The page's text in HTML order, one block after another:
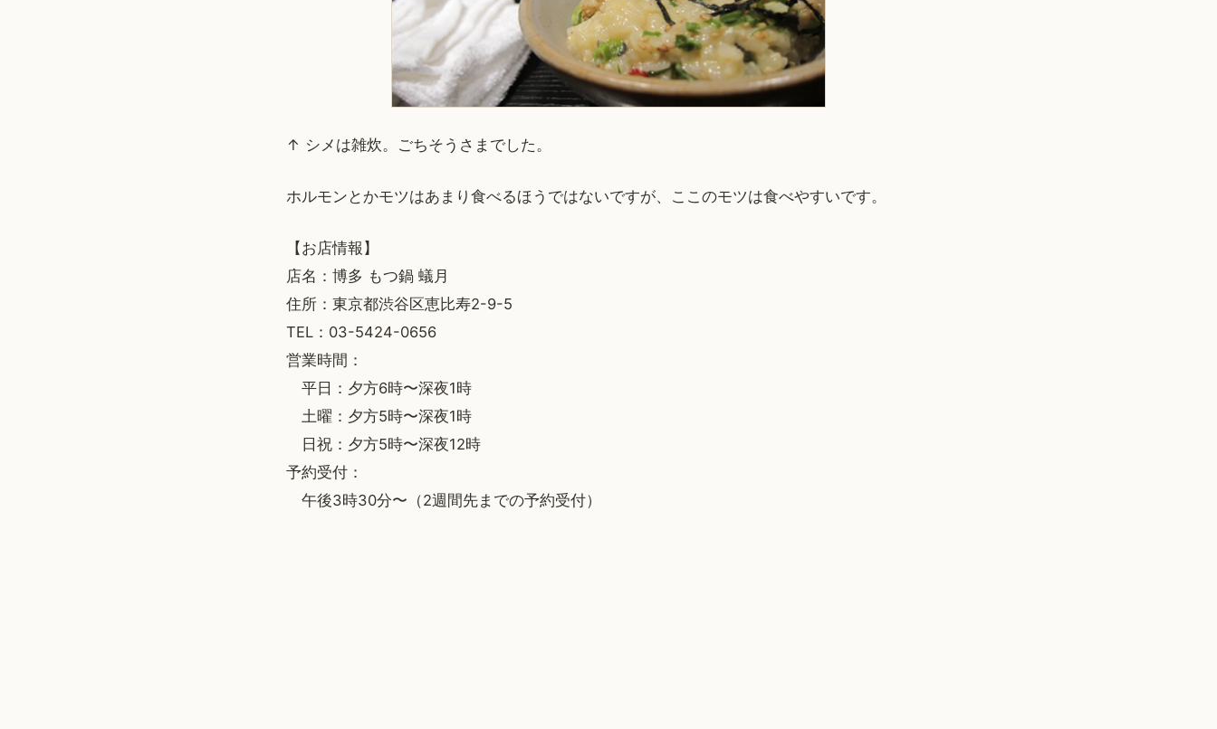
↑ シメは雑炊。ごちそうさまでした。
ホルモンとかモツはあまり食べるほうではないですが、ここのモツは食べやすいです。
【お店情報】
店名：博多 もつ鍋 蟻月
住所：東京都渋谷区恵比寿2-9-5
TEL：03-5424-0656
営業時間：
平日：夕方6時〜深夜1時
土曜：夕方5時〜深夜1時
日祝：夕方5時〜深夜12時
予約受付：
午後3時30分〜（2週間先までの予約受付）